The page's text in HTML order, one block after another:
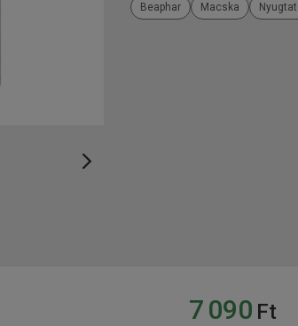
Beaphar Macska
7 090 Ft